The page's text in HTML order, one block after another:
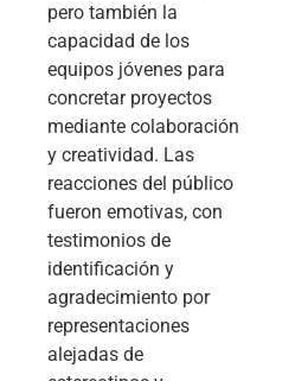
pero también la
capacidad de los
equipos jóvenes para
concretar proyectos
mediante colaboración
y creatividad. Las
reacciones del público
fueron emotivas, con
testimonios de
identificación y
agradecimiento por
representaciones
alejadas de